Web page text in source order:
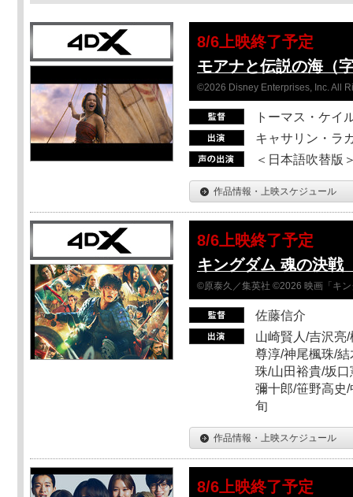
8/6上映終了予定
モアナと伝説の海（
©2026 Disney Enterprises, Inc. All
トーマス・ケイ
キャサリン・ラ
＜日本語吹替版
作品情報・上映スケジュール
8/6上映終了予定
キングダム 魂の決
©原泰久／集英社 ©2026 映画「キ
佐藤信介
山崎賢人/吉沢亮
尊淳/神尾楓珠/
珠/山田裕貴/坂
彌十郎/笹野高史
旬
作品情報・上映スケジュール
8/6上映終了予定